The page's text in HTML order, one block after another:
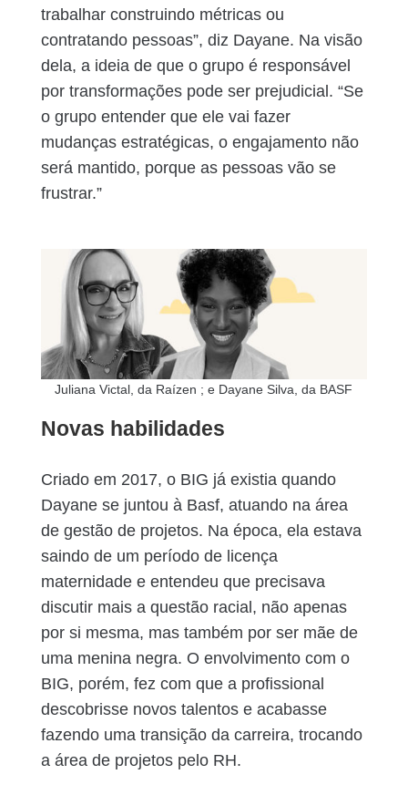
trabalhar construindo métricas ou
contratando pessoas”, diz Dayane. Na visão
dela, a ideia de que o grupo é responsável
por transformações pode ser prejudicial. “Se
o grupo entender que ele vai fazer
mudanças estratégicas, o engajamento não
será mantido, porque as pessoas vão se
frustrar.”
Juliana Victal, da Raízen ; e Dayane Silva, da BASF
Novas habilidades
Criado em 2017, o BIG já existia quando
Dayane se juntou à Basf, atuando na área
de gestão de projetos. Na época, ela estava
saindo de um período de licença
maternidade e entendeu que precisava
discutir mais a questão racial, não apenas
por si mesma, mas também por ser mãe de
uma menina negra. O envolvimento com o
BIG, porém, fez com que a profissional
descobrisse novos talentos e acabasse
fazendo uma transição da carreira, trocando
a área de projetos pelo RH.